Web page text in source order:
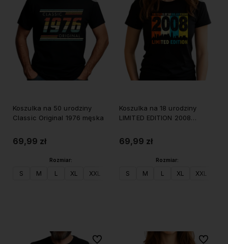
Koszulka na 50 urodziny
Classic Original 1976 męska
69,99 zł
Rozmiar:
S M L XL XXL
Koszulka na 18 urodziny
LIMITED EDITION 2008
69,99 zł
Rozmiar:
S M L XL XXL
Do ulubionych Do